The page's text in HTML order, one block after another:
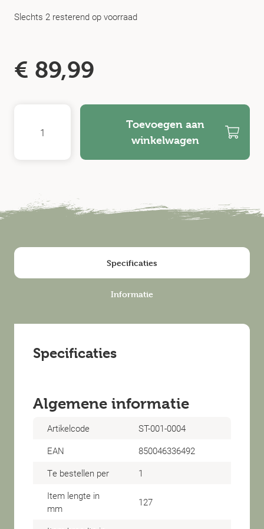
Slechts 2 resterend op voorraad
€ 89,99
Toevoegen aan
winkelwagen
Specificaties
Informatie
Specificaties
Algemene informatie
Artikelcode
ST-001-0004
EAN
850046336492
Te bestellen per
1
Item lengte in
mm
127